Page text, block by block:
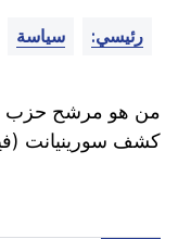
رئيسي: سياسة
من هو مرشح حزب
كشف سورينيانت